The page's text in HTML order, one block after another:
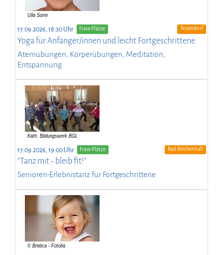
17.09.2026, 18:30 Uhr Freie Plätze Teisendorf
Yoga für Anfänger/innen und leicht Fortgeschrittene
Atemübungen, Körperübungen, Meditation,
Entspannung
17.09.2026, 19:00 Uhr Freie Plätze Bad Reichenhall
"Tanz mit - bleib fit!"
Senioren-Erlebnistanz für Fortgeschrittene